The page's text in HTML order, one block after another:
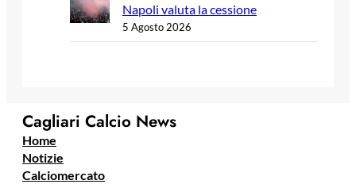
Napoli valuta la cessione
5 Agosto 2026
Cagliari Calcio News
Home
Notizie
Calciomercato